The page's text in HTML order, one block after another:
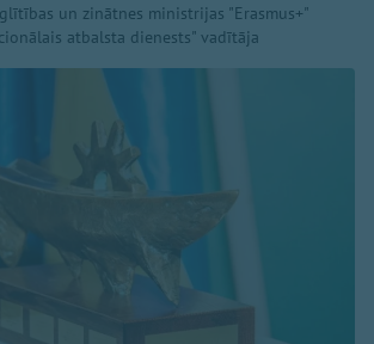
un zinātnes ministrijas "Erasmus+"
atbalsta dienests" vadītāja